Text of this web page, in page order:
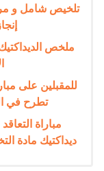
تلخيص شامل و
ملخص
للمقبلين على
تطرح في
ديداكتيك مادة